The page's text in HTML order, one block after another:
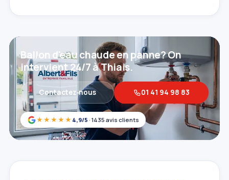
★★★★★ 4,9/5 · 1435 avis clients
Ballon d'eau chaude en panne? On
intervient 24/7 à Thiais.
Contactez‑nous 01 41 94 98 83